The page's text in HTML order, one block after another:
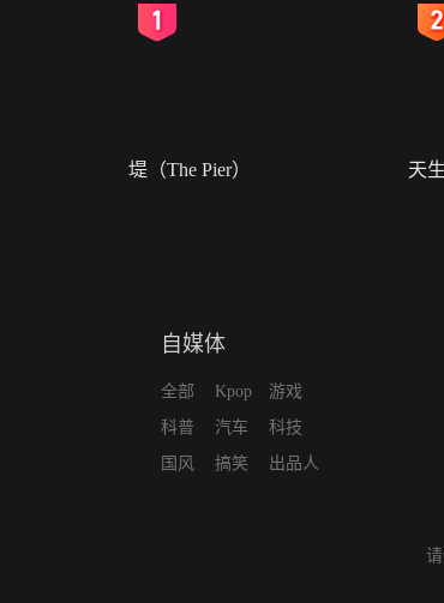
堤（The Pier） 天
自媒体
全部
科普
国风
Kpop
汽车
搞笑
游戏
科技
出品人